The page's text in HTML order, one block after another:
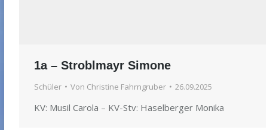
1a – Stroblmayr Simone
Schüler Von Christine Fahrngruber 26.09.2025
KV: Musil Carola – KV-Stv: Haselberger Monika